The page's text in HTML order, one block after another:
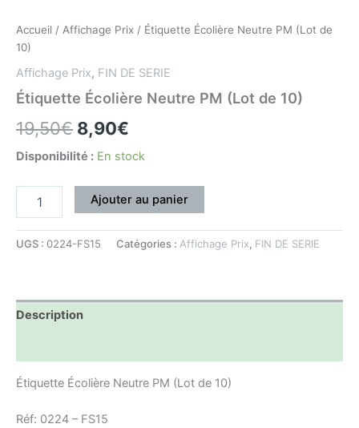
Accueil / Affichage Prix / Étiquette Écolière Neutre PM (Lot de
10)
Affichage Prix, FIN DE SERIE
Étiquette Écolière Neutre PM (Lot de 10)
19,50€ 8,90€
Disponibilité : En stock
Ajouter au panier
UGS : 0224-FS15 Catégories : Affichage Prix, FIN DE SERIE
Description
Étiquette Écolière Neutre PM (Lot de 10)
Réf: 0224 – FS15